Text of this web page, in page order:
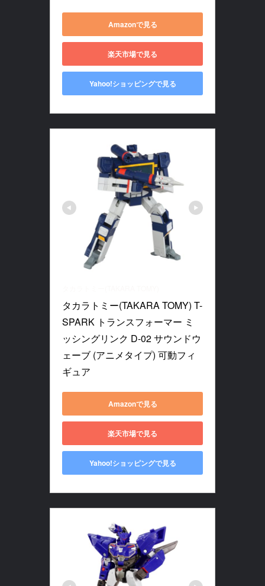
Amazonで見る
楽天市場で見る
Yahoo!ショッピングで見る
タカラトミー(TAKARA TOMY) T-
SPARK トランスフォーマー ミ
ッシングリンク D-02 サウンドウ
ェーブ (アニメタイプ) 可動フィ
ギュア
Amazonで見る
楽天市場で見る
Yahoo!ショッピングで見る